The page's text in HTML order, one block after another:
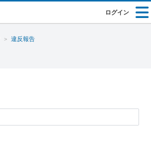
ログイン
違反報告